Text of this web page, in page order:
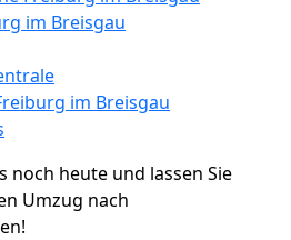
im Breisgau
im Breisgau
noch heute und lassen Sie
Umzug nach